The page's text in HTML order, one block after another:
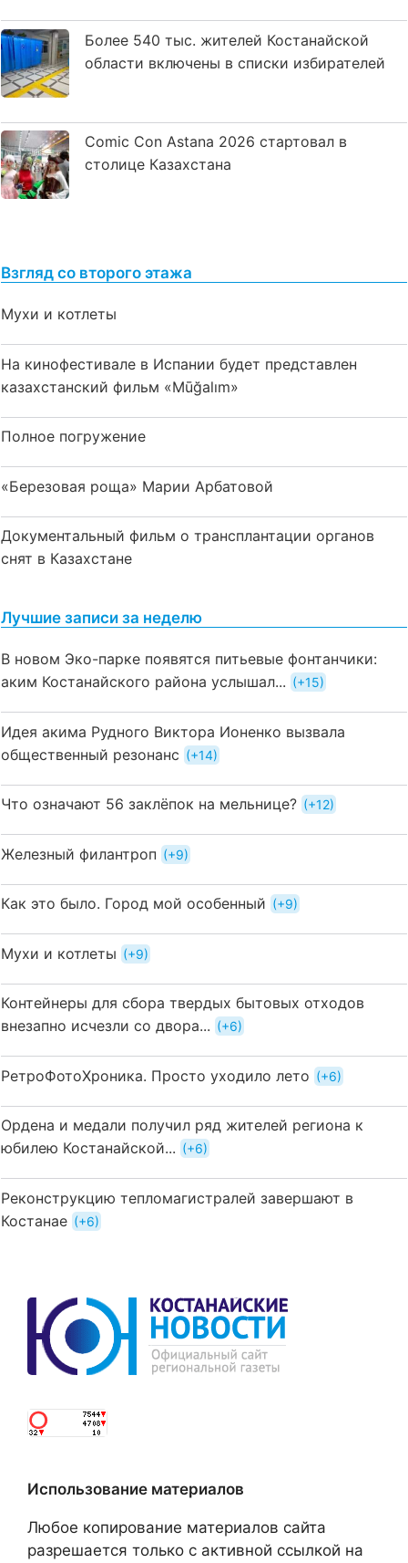
Более 540 тыс. жителей Костанайской
области включены в списки избирателей
Comic Con Astana 2026 стартовал в
столице Казахстана
Взгляд со второго этажа
Мухи и котлеты
На кинофестивале в Испании будет представлен
казахстанский фильм «Mūğalım»
Полное погружение
«Березовая роща» Марии Арбатовой
Документальный фильм о трансплантации органов
снят в Казахстане
Лучшие записи за неделю
В новом Эко-парке появятся питьевые фонтанчики:
аким Костанайского района услышал...
+15
Идея акима Рудного Виктора Ионенко вызвала
общественный резонанс
+14
Что означают 56 заклёпок на мельнице? +12
Железный филантроп +9
Как это было. Город мой особенный +9
Мухи и котлеты +9
Контейнеры для сбора твердых бытовых отходов
внезапно исчезли со двора...
+6
РетроФотоХроника. Просто уходило лето +6
Ордена и медали получил ряд жителей региона к
юбилею Костанайской...
+6
Реконструкцию тепломагистралей завершают в
Костанае
+6
Использование материалов
Любое копирование материалов сайта
разрешается только с активной ссылкой на